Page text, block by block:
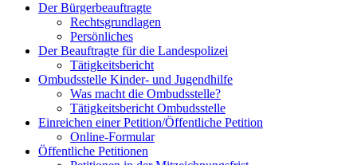
Der Bürgerbeauftragte
Rechtsgrundlagen
Persönliches
Der Beauftragte für die Landespolizei
Tätigkeitsbericht
Ombudsstelle Kinder- und Jugendhilfe
Was macht die Ombudsstelle?
Tätigkeitsbericht Ombudsstelle
Einreichen einer Petition/Öffentliche Petition
Online-Formular
Öffentliche Petitionen